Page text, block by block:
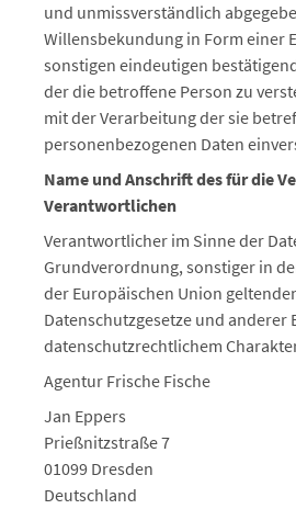
und unmissverständlich
Willensbekundung in Form einer
sonstigen eindeutigen
der die betroffene Person zu
mit der Verarbeitung der sie
personenbezogenen Daten
Name und Anschrift des für die
Verantwortlichen
Verantwortlicher im Sinne der
Grundverordnung, sonstiger in
der Europäischen Union
Datenschutzgesetze und anderer
datenschutzrechtlichem
Agentur Frische Fische
Jan Eppers
Prießnitzstraße 7
01099 Dresden
Deutschland